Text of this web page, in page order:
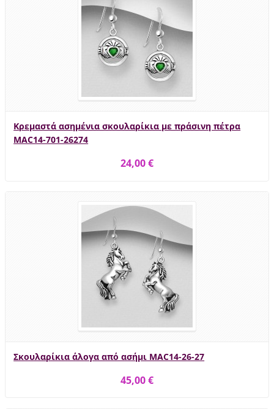
Κρεμαστά ασημένια σκουλαρίκια με πράσινη πέτρα
MAC14-701-26274
24,00 €
Σκουλαρίκια άλογα από ασήμι MAC14-26-27
45,00 €